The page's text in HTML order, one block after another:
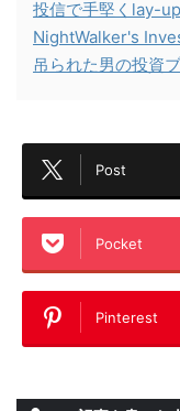
投信で手堅くlay-
NightWalker's
吊られた男の投資
Post
Pocket
Pinterest